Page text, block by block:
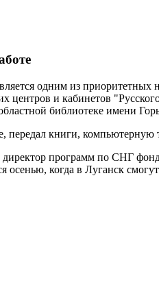
одним из
центров и кабинетов
библиотеке имени
книги, компьютерную
программ по СНГ
осенью, когда в Луганск